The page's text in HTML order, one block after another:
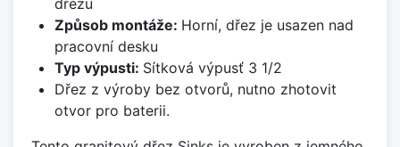
Způsob montáže: Horní, dřez je usazen nad
pracovní desku
Typ výpusti: Sítková výpusť 3 1/2
Dřez z výroby bez otvorů, nutno zhotovit
otvor pro baterii.